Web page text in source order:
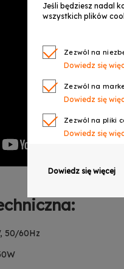
50/60Hz
Jeśli będziesz nadal
wszystkich plików
Zezwól na
Dowiedz się
Zezwól na
Dowiedz się
Zezwól na pliki
Dowiedz się
Dowiedz się
Dowiedz się
Dowiedz się więcej